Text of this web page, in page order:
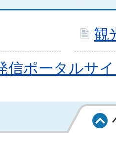
観
信ポータルサ